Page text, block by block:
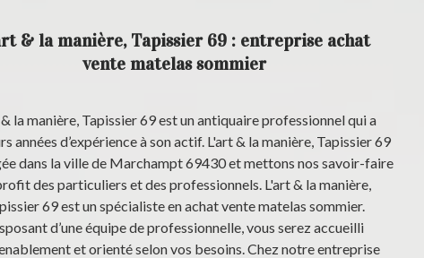
& la manière, Tapissier 69 : entreprise achat
vente matelas sommier
la manière, Tapissier 69 est un antiquaire professionnel qui a
années d’expérience à son actif. L'art & la manière, Tapissier 69
dans la ville de Marchampt 69430 et mettons nos savoir-faire
des particuliers et des professionnels. L'art & la manière,
69 est un spécialiste en achat vente matelas sommier.
d’une équipe de professionnelle, vous serez accueilli
et orienté selon vos besoins. Chez notre entreprise